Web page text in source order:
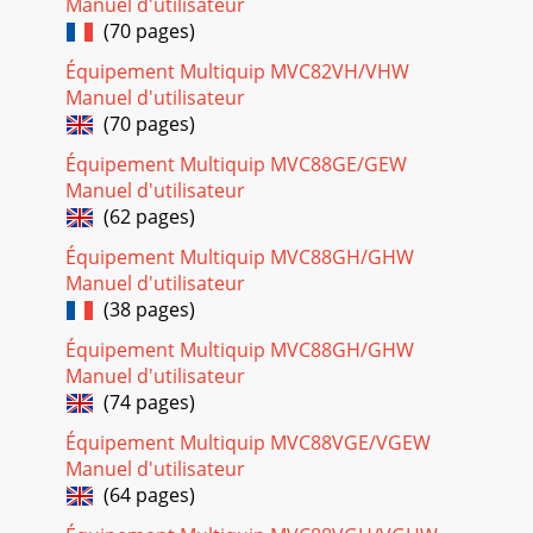
Page 19 - OPERATION
lPAGE 26 — MVC77 PLATE COMPACTOR — OPERATION AND
PARTS MANUAL — REV. #4 (1/14/11)EXPLANATION OF
CODES IN REMARKS COLUMNThe following section explains
Page 20 - MAINTENANCE
MVC77 PLATE COMPACTOR — OPERATION AND PARTS
MANUAL — REV. #4 (1/14/11) — PAGE 27MVC77 Series1 TO 5
UNITS WITH HONDAGX160K1QX2 ENGINE1 to 3 UnitsQty.
Page 21
lPAGE 28 — MVC77 PLATE COMPACTOR — OPERATION AND
PARTS MANUAL — REV. #4 (1/14/11)NAMEPLATE AND
DECALS
Page 22
MVC77 PLATE COMPACTOR — OPERATION AND PARTS
MANUAL — REV. #4 (1/14/11) — PAGE 29NO PART NO PART
NAME QTY. REMARKS1 920203290 DECAL: CAUTION 1 DSC01
(70 pages)
Équipement Multiquip MVC82VH/VHW
Manuel d'utilisateur
(70 pages)
Équipement Multiquip MVC88GE/GEW
Manuel d'utilisateur
(62 pages)
Équipement Multiquip MVC88GH/GHW
Manuel d'utilisateur
(38 pages)
Équipement Multiquip MVC88GH/GHW
Manuel d'utilisateur
(74 pages)
Équipement Multiquip MVC88VGE/VGEW
Manuel d'utilisateur
(64 pages)